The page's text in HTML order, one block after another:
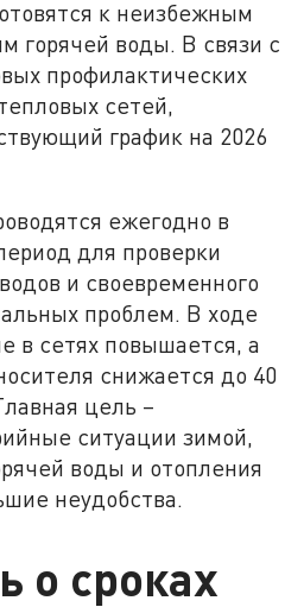
к неизбежным
горячей воды. В связи с
профилактических
сетей,
график на 2026
ежегодно в
для проверки
и своевременного
проблем. В ходе
в сетях повышается, а
снижается до 40
цель –
ситуации зимой,
воды и отопления
неудобства.
о сроках